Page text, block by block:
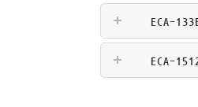
ECA-
ECA-